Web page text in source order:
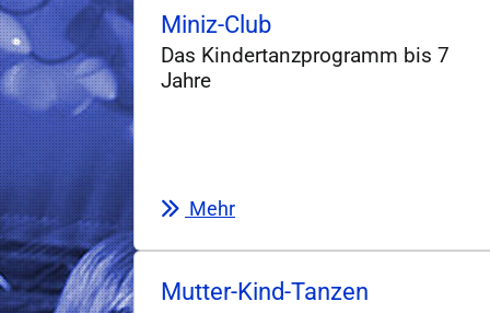
Miniz-Club
Das Kindertanzprogramm bis 7
Jahre
Mehr
Mutter-Kind-Tanzen